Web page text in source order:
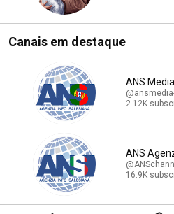
Canais em destaque
ANS
2.12K
ANS
16.9K